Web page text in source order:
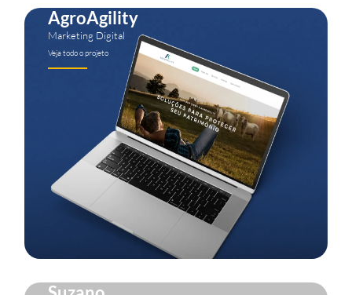
AgroAgility
Marketing Digital
Veja todo o projeto